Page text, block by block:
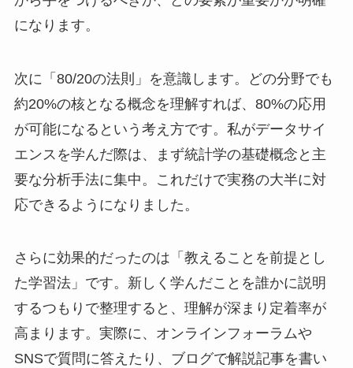
になります。
次に「80/20の法則」を意識します。どの分野でも
約20%の核となる概念を理解すれば、80%の応用
が可能になるという考え方です。私がデータサイ
エンスを学んだ際は、まず統計学の基礎概念と主
要な分析手法に集中。これだけで実務の大半に対
応できるようになりました。
さらに効果的だったのは「教えることを前提とし
た学習法」です。新しく学んだことを誰かに説明
するつもりで整理すると、理解が深まり定着率が
高まります。実際に、オンラインフォーラムや
SNSで質問に答えたり、ブログで解説記事を書い